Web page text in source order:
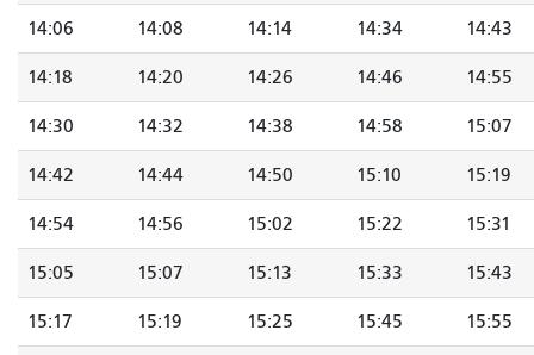
14:06 14:08 14:14 14:34 14:43
14:18 14:20 14:26 14:46 14:55
14:30 14:32 14:38 14:58 15:07
14:42 14:44 14:50 15:10 15:19
14:54 14:56 15:02 15:22 15:31
15:05 15:07 15:13 15:33 15:43
15:17 15:19 15:25 15:45 15:55